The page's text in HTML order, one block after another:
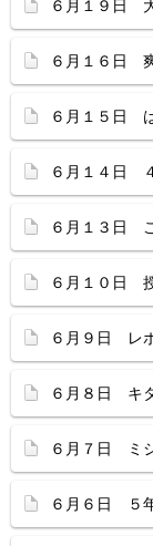
６月１９日
６月１６日
６月１５日
６月１４日
６月１３日
６月１０日
６月９日 レ
６月８日 キ
６月７日 ミ
６月６日 ５